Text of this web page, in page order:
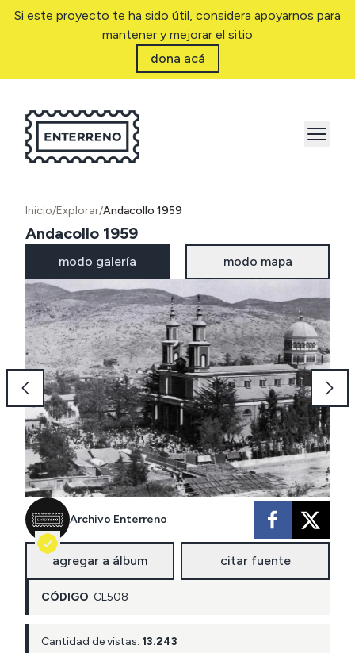
Si este proyecto te ha sido útil, considera apoyarnos para
mantener y mejorar el sitio
dona acá
Inicio/Explorar/Andacollo 1959
Andacollo 1959
modo galería modo mapa
Archivo Enterreno
agregar a álbum citar fuente
CÓDIGO: CL508
Cantidad de vistas: 13.243